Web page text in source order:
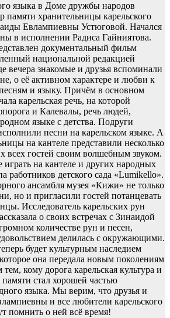
языка в Доме дружбы народов
памяти хранительницы карельского
Евлампиевны Устюговой. Начался
в исполнении Радиса Гайниятова.
документальный фильм
национальной редакцией
вечера знакомые и друзья вспоминали
о её активном характере и любви к
песням и языку. Причём в основном
карельская речь, на которой
и Калевалы, речь людей,
языке с детства. Подруги
песни на карельском языке. А
на кантеле представили несколько
всех гостей своим волшебным звуком.
играть на кантеле и других народных
работников детского сада «Lumikello».
ансамбля музея «Кижи» не только
но и пригласили гостей потанцевать
Исследователь карельских рун
о своих встречах с Зинаидой
количестве рун и песен,
делилась с окружающими.
будет культурным наследием
она передала новым поколениям
кому дорога карельская культура и
стал хорошей частью
языка. Мы верим, что друзья и
и все любители карельского
помнить о ней всё время!